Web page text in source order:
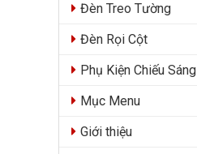
Đèn Treo Tường
Đèn Rọi Cột
Phụ Kiện Chiếu Sáng
Mục Menu
Giới thiệu